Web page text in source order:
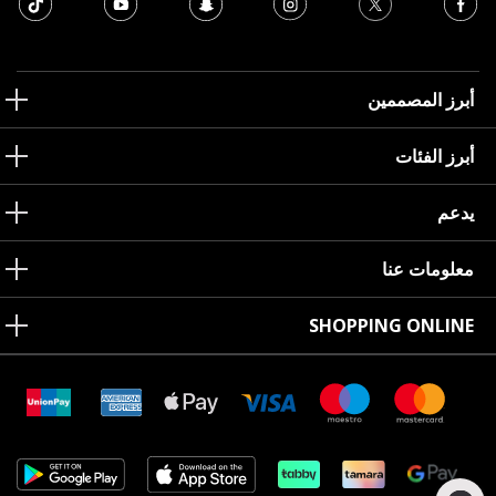
أبرز المصممين
أبرز الفئات
يدعم
معلومات عنا
SHOPPING ONLINE